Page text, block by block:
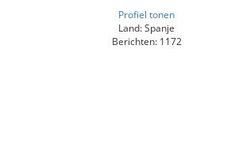
Profiel tonen
Land: Spanje
Berichten: 1172